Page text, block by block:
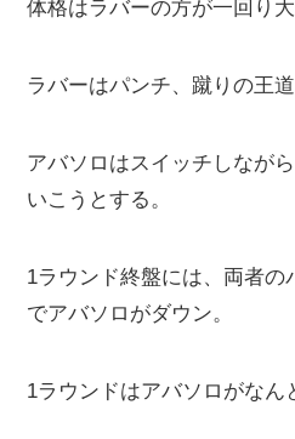
体格はラバーの方が一回り大
ラバーはパンチ、蹴りの王道
アバソロはスイッチしなが
いこうとする。
1ラウンド終盤には、両者の
でアバソロがダウン。
1ラウンドはアバソロがなん